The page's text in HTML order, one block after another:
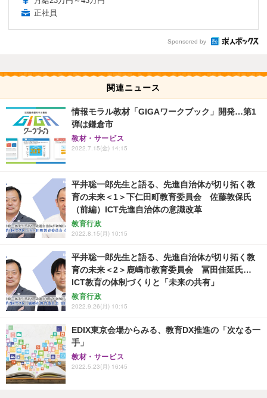
正社員
Sponsored by
関連ニュース
情報モラル教材「GIGAワークブック」開発…第1
弾は鎌倉市
教材・サービス
2022.7.15(金) 14:15
平井聡一郎先生と語る、先進自治体が切り拓く教
育の未来＜1＞下仁田町教育委員会 佐藤敦保氏
（前編）ICT先進自治体の意識改革
教育行政
2022.8.15(月) 10:15
平井聡一郎先生と語る、先進自治体が切り拓く教
育の未来＜2＞鹿嶋市教育委員会 冨田佳延氏…
ICT教育の体制づくりと「未来の共有」
教育行政
2022.9.26(月) 10:15
EDIX東京会場からみる、教育DX推進の「次なる一
手」
教材・サービス
2022.5.23(月) 16:45